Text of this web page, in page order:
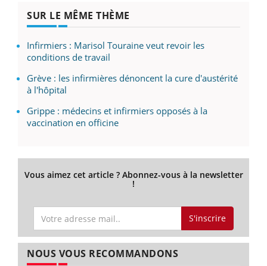
SUR LE MÊME THÈME
Infirmiers : Marisol Touraine veut revoir les
conditions de travail
Grève : les infirmières dénoncent la cure d'austérité
à l'hôpital
Grippe : médecins et infirmiers opposés à la
vaccination en officine
Vous aimez cet article ? Abonnez-vous à la newsletter
!
S'inscrire
NOUS VOUS RECOMMANDONS